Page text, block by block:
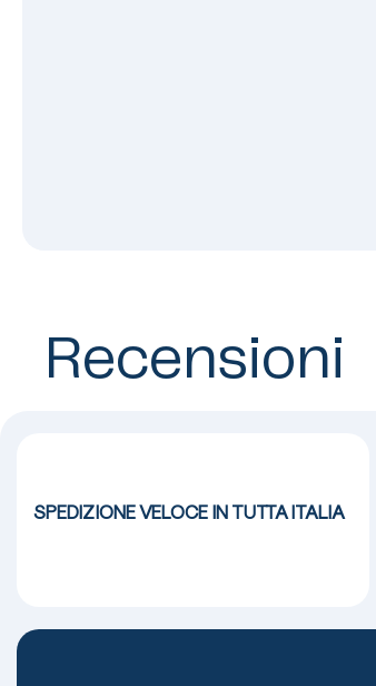
Recensioni
SPEDIZIONE VELOCE IN TUTTA ITALIA